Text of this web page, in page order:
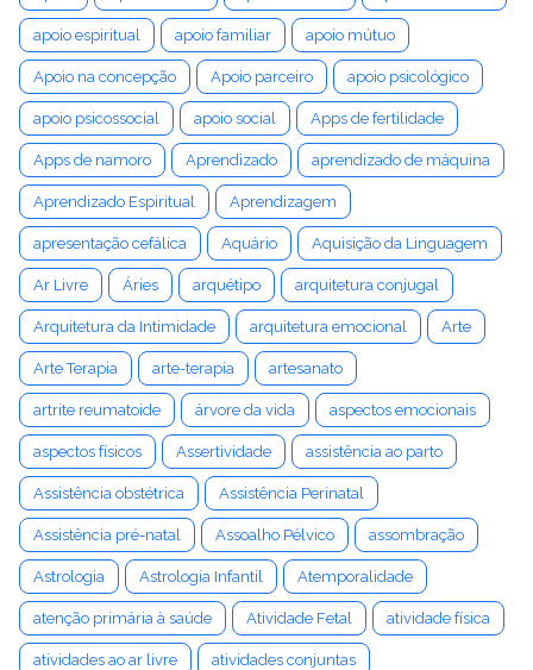
apoio espiritual apoio familiar apoio mútuo
Apoio na concepção Apoio parceiro apoio psicológico
apoio psicossocial apoio social Apps de fertilidade
Apps de namoro Aprendizado aprendizado de máquina
Aprendizado Espiritual Aprendizagem
apresentação cefálica Aquário Aquisição da Linguagem
Ar Livre Áries arquétipo arquitetura conjugal
Arquitetura da Intimidade arquitetura emocional Arte
Arte Terapia arte-terapia artesanato
artrite reumatoide árvore da vida aspectos emocionais
aspectos físicos Assertividade assistência ao parto
Assistência obstétrica Assistência Perinatal
Assistência pré-natal Assoalho Pélvico assombração
Astrologia Astrologia Infantil Atemporalidade
atenção primária à saúde Atividade Fetal atividade física
atividades ao ar livre atividades conjuntas